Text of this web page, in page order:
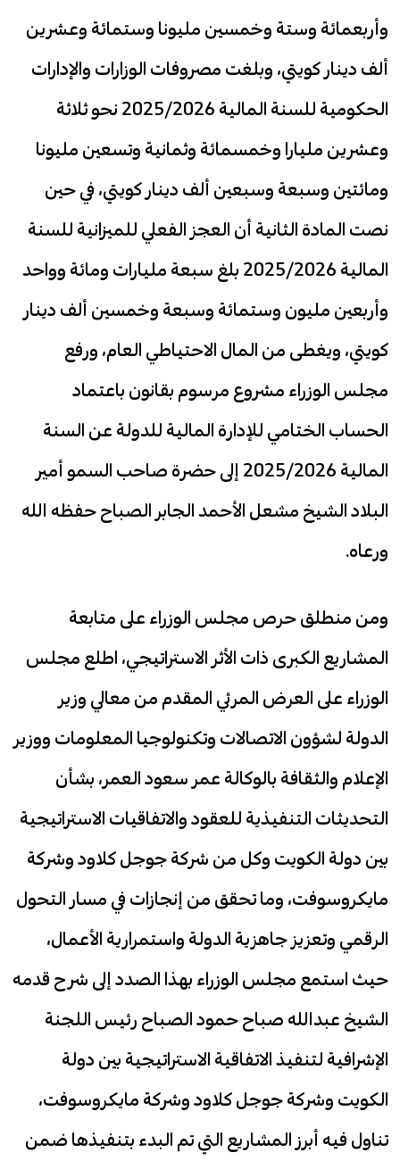
وأربعمائة وستة وخمسين مليونا وستمائة وعشرين
ألف دينار كويتي، وبلغت مصروفات الوزارات والإدارات
الحكومية للسنة المالية 2025/2026 نحو ثلاثة
وعشرين مليارا وخمسمائة وثمانية وتسعين مليونا
ومائتين وسبعة وسبعين ألف دينار كويتي، في حين
نصت المادة الثانية أن العجز الفعلي للميزانية للسنة
المالية 2025/2026 بلغ سبعة مليارات ومائة وواحد
وأربعين مليون وستمائة وسبعة وخمسين ألف دينار
كويتي، ويغطى من المال الاحتياطي العام، ورفع
مجلس الوزراء مشروع مرسوم بقانون باعتماد
الحساب الختامي للإدارة المالية للدولة عن السنة
المالية 2025/2026 إلى حضرة صاحب السمو أمير
البلاد الشيخ مشعل الأحمد الجابر الصباح حفظه الله
ورعاه.
ومن منطلق حرص مجلس الوزراء على متابعة
المشاريع الكبرى ذات الأثر الاستراتيجي، اطلع مجلس
الوزراء على العرض المرئي المقدم من معالي وزير
الدولة لشؤون الاتصالات وتكنولوجيا المعلومات ووزير
الإعلام والثقافة بالوكالة عمر سعود العمر، بشأن
التحديثات التنفيذية للعقود والاتفاقيات الاستراتيجية
بين دولة الكويت وكل من شركة جوجل كلاود وشركة
مايكروسوفت، وما تحقق من إنجازات في مسار التحول
الرقمي وتعزيز جاهزية الدولة واستمرارية الأعمال،
حيث استمع مجلس الوزراء بهذا الصدد إلى شرح قدمه
الشيخ عبدالله صباح حمود الصباح رئيس اللجنة
الإشرافية لتنفيذ الاتفاقية الاستراتيجية بين دولة
الكويت وشركة جوجل كلاود وشركة مايكروسوفت،
تناول فيه أبرز المشاريع التي تم البدء بتنفيذها ضمن